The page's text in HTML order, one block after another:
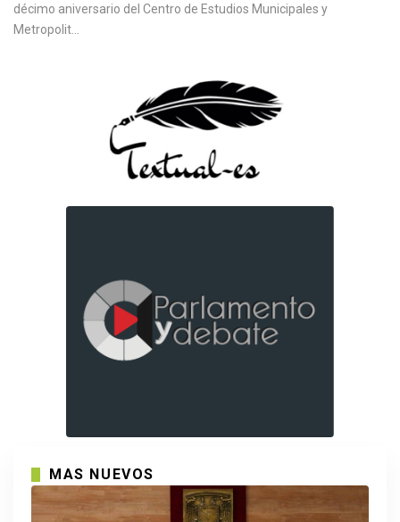
décimo aniversario del Centro de Estudios Municipales y
Metropolit...
MAS NUEVOS